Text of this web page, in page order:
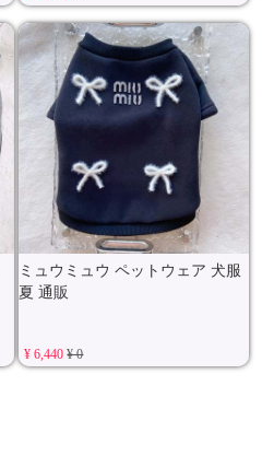
ミュウミュウ ペットウェア 犬服
夏 通販
¥ 6,440¥ 0